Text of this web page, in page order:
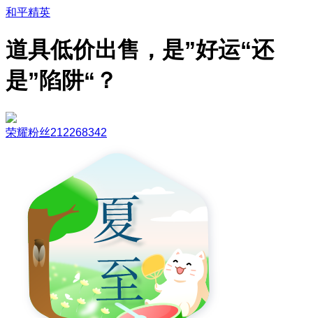
和平精英
道具低价出售，是”好运“还
是”陷阱“？
荣耀粉丝212268342